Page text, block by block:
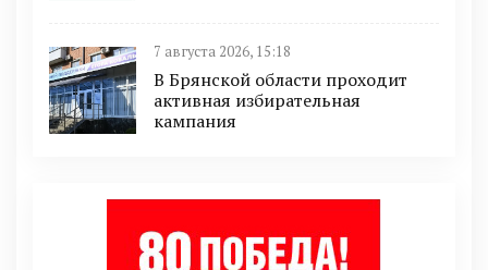
7 августа 2026, 15:18
В Брянской области проходит
активная избирательная
кампания